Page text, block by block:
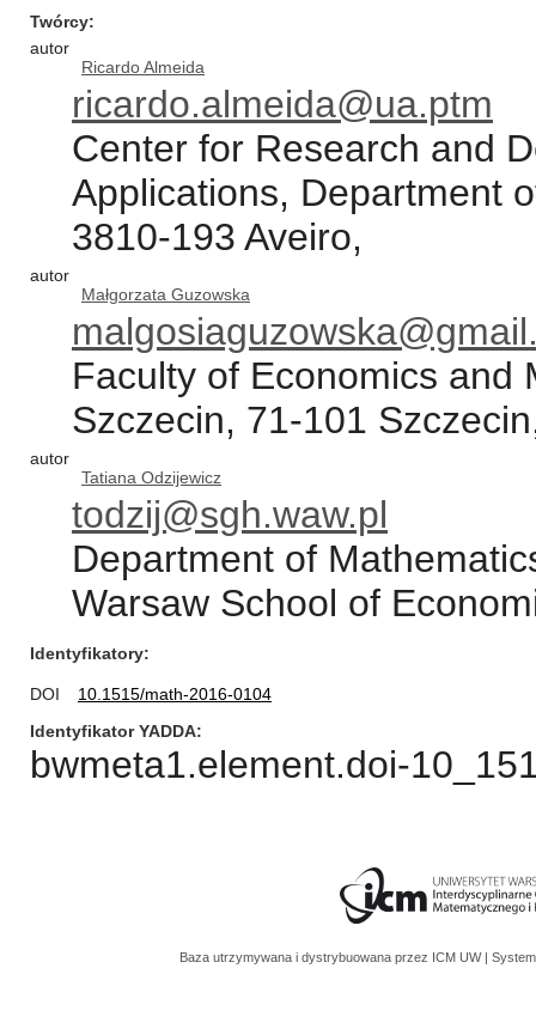
Twórcy
autor
Ricardo Almeida
ricardo.almeida@ua.ptm
Center for Research and
Applications, Department
3810-193 Aveiro,
autor
Małgorzata Guzowska
Faculty of Economics and
Szczecin, 71-101
autor
Tatiana Odzijewicz
todzij@sgh.waw.pl
Department of
Warsaw School of
Identyfikatory
DOI
10.1515/math-2016-0104
Identyfikator YADDA
bwmeta1.element.doi-
Baza utrzymywana i dystrybuowana przez ICM UW |